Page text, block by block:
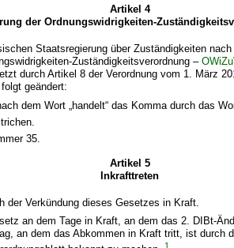
Artikel 4
der Ordnungswidrigkeiten-
Staatsregierung über Zuständigkeiten
Zuständigkeitsverordnung –
durch Artikel 8 der Verordnung vom 1. März
geändert:
dem Wort „handelt“ das Komma durch das
35.
Artikel 5
Inkrafttreten
der Verkündung dieses Gesetzes in Kraft.
an dem Tage in Kraft, an dem das 2. DIBt-
an dem das Abkommen in Kraft tritt, ist durch
1